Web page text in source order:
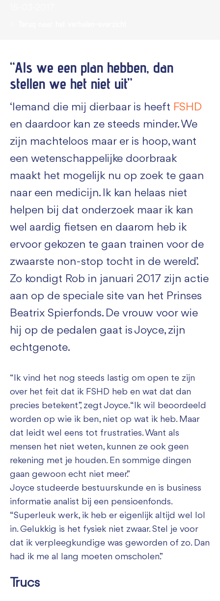
“Als we een plan hebben, dan
stellen we het niet uit”
‘Iemand die mij dierbaar is heeft FSHD
en daardoor kan ze steeds minder. We
zijn machteloos maar er is hoop, want
een wetenschappelijke doorbraak
maakt het mogelijk nu op zoek te gaan
naar een medicijn. Ik kan helaas niet
helpen bij dat onderzoek maar ik kan
wel aardig fietsen en daarom heb ik
ervoor gekozen te gaan trainen voor de
zwaarste non-stop tocht in de wereld.’
Zo kondigt Rob in januari 2017 zijn actie
aan op de speciale site van het Prinses
Beatrix Spierfonds. De vrouw voor wie
hij op de pedalen gaat is Joyce, zijn
echtgenote.
“Ik vind het nog steeds lastig om open te zijn
over het feit dat ik FSHD heb en wat dat dan
precies betekent”, zegt Joyce. “Ik wil beoordeeld
worden op wie ik ben, niet op wat ik heb. Maar
dat leidt wel eens tot frustraties. Want als
mensen het niet weten, kunnen ze ook geen
rekening met je houden. En sommige dingen
gaan gewoon echt niet meer.”
Joyce studeerde bestuurskunde en is business
informatie analist bij een pensioenfonds.
“Superleuk werk, ik heb er eigenlijk altijd wel lol
in. Gelukkig is het fysiek niet zwaar. Stel je voor
dat ik verpleegkundige was geworden of zo. Dan
had ik me al lang moeten omscholen.”
Trucs